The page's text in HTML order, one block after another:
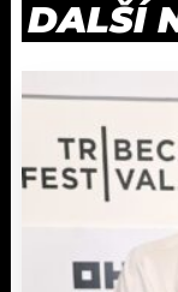
DALŠÍ